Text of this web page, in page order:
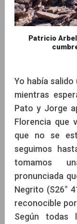
Patricio
Yo había
mientras
Pato y Jorge
Florencia que
que no se
seguimos
tomamos
pronunciada
Negrito (S26°
reconocible
Según todas